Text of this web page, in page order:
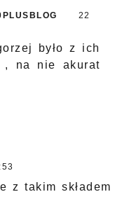
22
było z ich
, na nie akurat
z takim składem